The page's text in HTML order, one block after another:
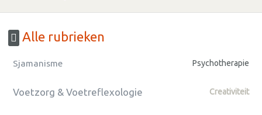
Alle rubrieken
Sjamanisme Psychotherapie
Voetzorg & Voetreflexologie Creativiteit